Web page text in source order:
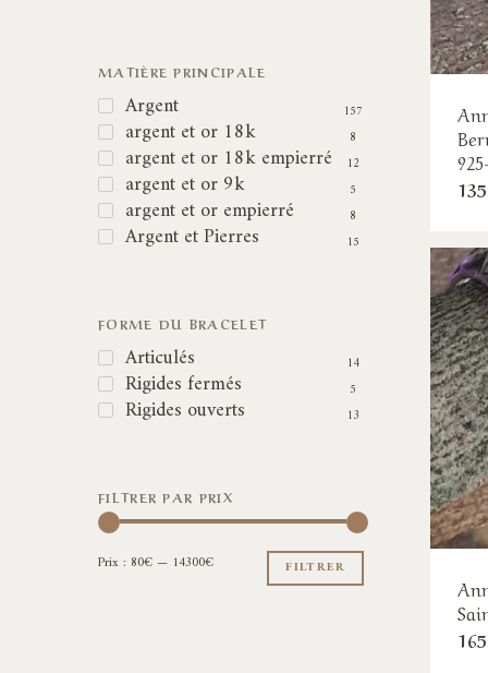
MATIÈRE PRINCIPALE
Argent 157
argent et or 18k 8
argent et or 18k empierré 12
argent et or 9k 5
argent et or empierré 8
Argent et Pierres 15
FORME DU BRACELET
Articulés 14
Rigides fermés 5
Rigides ouverts 13
FILTRER PAR PRIX
Prix
Prix
FILTRER
Prix : 80€— 14300€